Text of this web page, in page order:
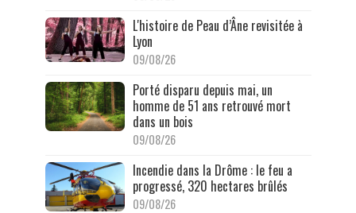
L'histoire de Peau d’Âne revisitée à
Lyon
09/08/26
Porté disparu depuis mai, un
homme de 51 ans retrouvé mort
dans un bois
09/08/26
Incendie dans la Drôme : le feu a
progressé, 320 hectares brûlés
09/08/26